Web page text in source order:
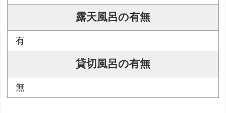
露天風呂の有無
有
貸切風呂の有無
無